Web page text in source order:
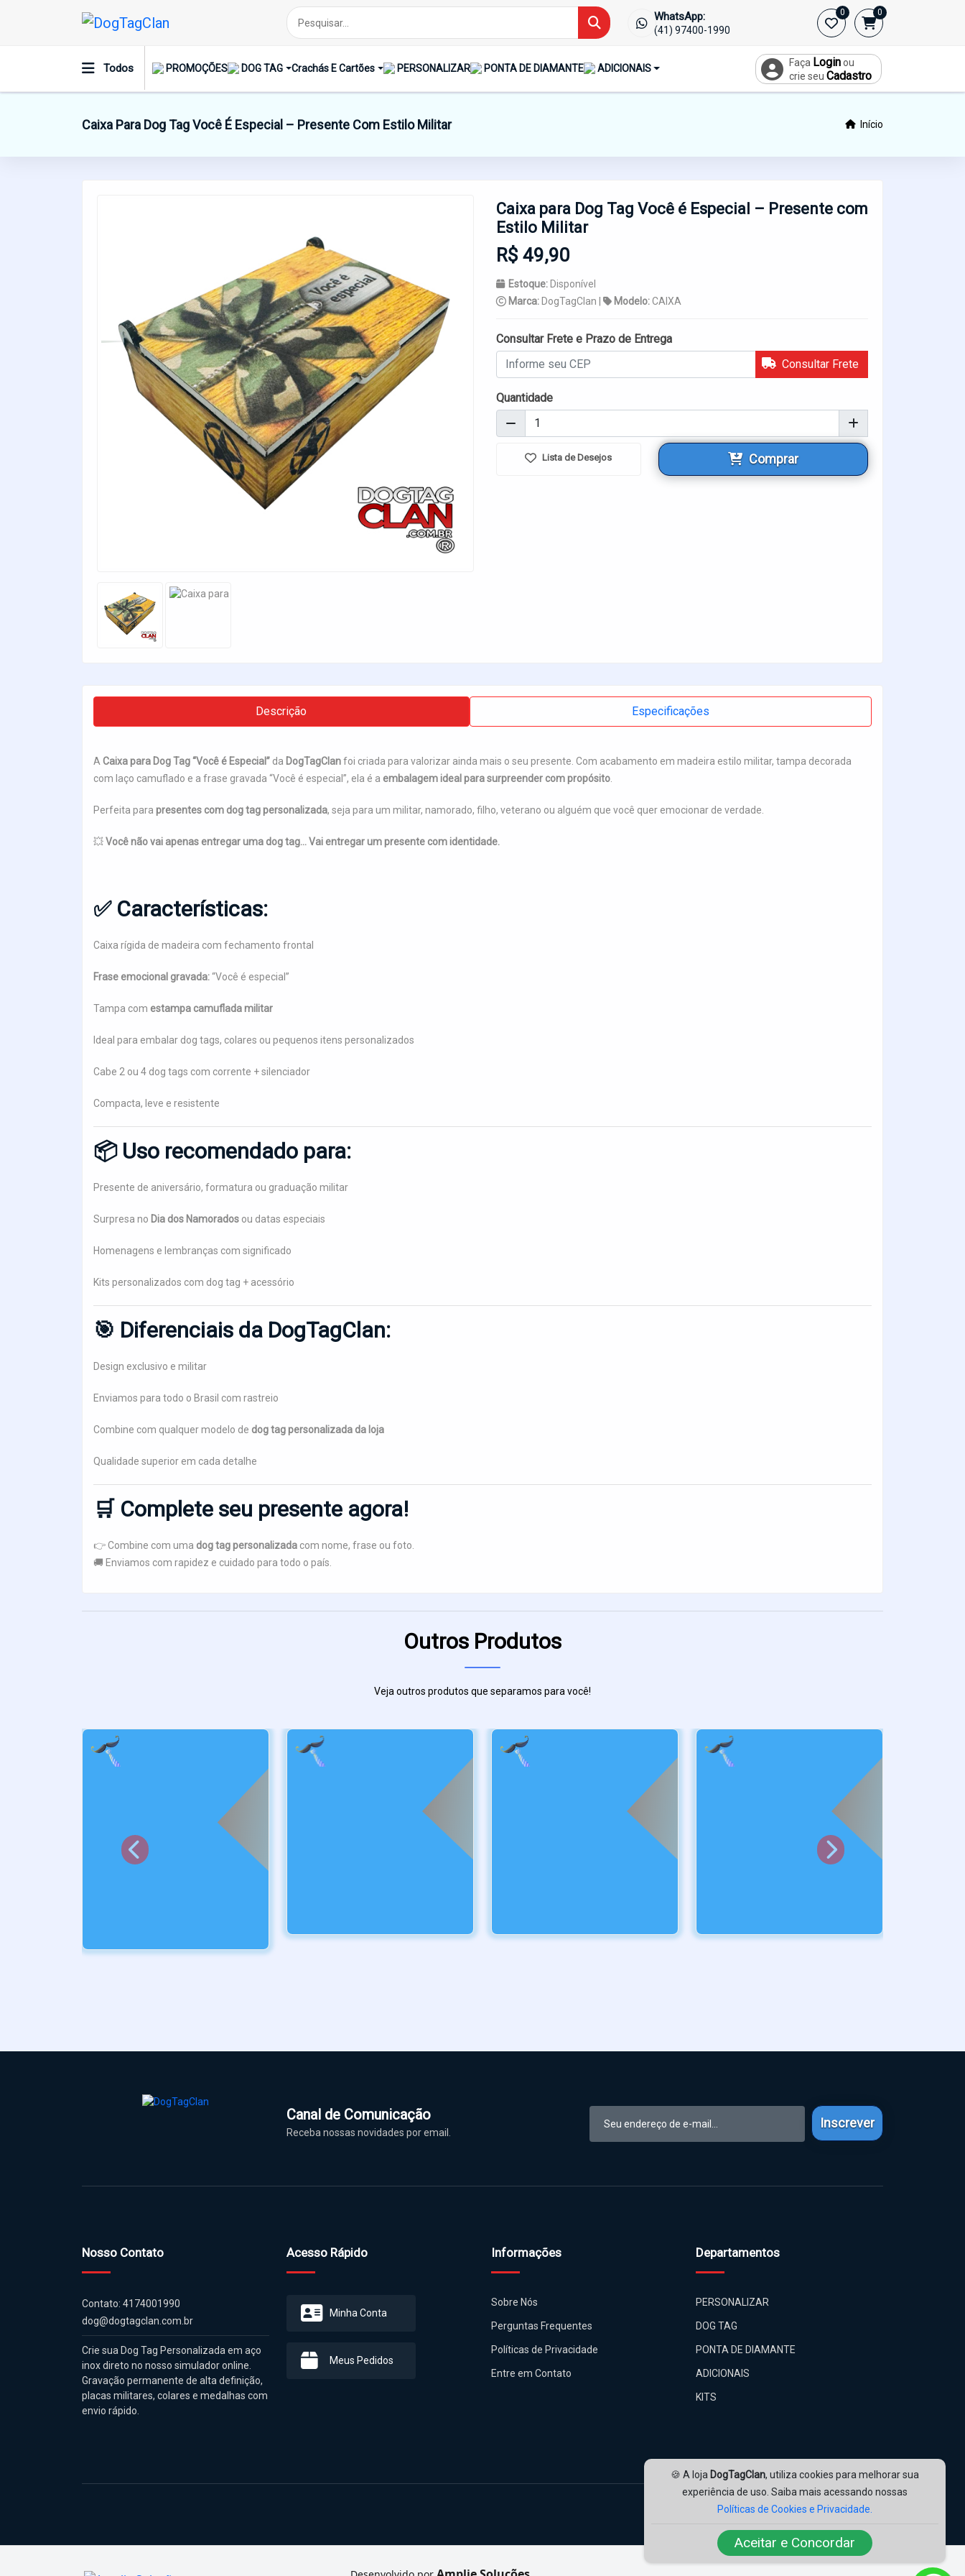
WhatsApp:
(41) 97400-1990
0 0
Todos PROMOÇÕES DOG TAG Crachás E Cartões PERSONALIZAR PONTA DE DIAMANTE ADICIONAIS Faça Loginou
crie seu Cadastro
🍪 A loja DogTagClan, utiliza cookies para melhorar sua
experiência de uso. Saiba mais acessando nossas
Políticas de Cookies e Privacidade.
Aceitar e Concordar
Caixa Para Dog Tag Você É Especial – Presente Com Estilo Militar Início
Caixa para Dog Tag Você é Especial – Presente com
Estilo Militar
R$ 49,90
Estoque:Disponível
Marca:DogTagClan | Modelo:CAIXA
Consultar Frete e Prazo de Entrega
Consultar Frete
Quantidade
Lista de Desejos Comprar
Descrição Especificações
A Caixa para Dog Tag “Você é Especial” da DogTagClanfoi criada para valorizar ainda mais o seu presente. Com acabamento em madeira estilo militar, tampa decorada
com laço camuflado e a frase gravada “Você é especial”, ela é a embalagem ideal para surpreender com propósito
Perfeita para presentes com dog tag personalizada, seja para um militar, namorado, filho, veterano ou alguém que você quer emocionar de verdade.
💥Você não vai apenas entregar uma dog tag... Vai entregar um presente com identidade.
✅ Características:
Caixa rígida de madeira com fechamento frontal
Frase emocional gravada:“Você é especial”
Tampa com estampa camuflada militar
Ideal para embalar dog tags, colares ou pequenos itens personalizados
Cabe 2 ou 4 dog tags com corrente + silenciador
Compacta, leve e resistente
📦 Uso recomendado para:
Presente de aniversário, formatura ou graduação militar
Surpresa no Dia dos Namorados ou datas especiais
Homenagens e lembranças com significado
Kits personalizados com dog tag + acessório
🎯 Diferenciais da DogTagClan:
Design exclusivo e militar
Enviamos para todo o Brasil com rastreio
Combine com qualquer modelo de dog tag personalizada da loja
Qualidade superior em cada detalhe
🛒 Complete seu presente agora!
👉 Combine com uma dog tag personalizada com nome, frase ou foto.
🚚 Enviamos com rapidez e cuidado para todo o país.
Outros Produtos
Veja outros produtos que separamos para você!
Canal de Comunicação
Receba nossas novidades por email.
Inscrever
Nosso Contato
Contato: 4174001990
dog@dogtagclan.com.br
Crie sua Dog Tag Personalizada em aço
inox direto no nosso simulador online.
Gravação permanente de alta definição,
placas militares, colares e medalhas com
envio rápido.
Acesso Rápido
Minha Conta
Meus Pedidos
Informações
Sobre Nós
Perguntas Frequentes
Políticas de Privacidade
Entre em Contato
Departamentos
PERSONALIZAR
DOG TAG
PONTA DE DIAMANTE
ADICIONAIS
KITS
Nossas Redes: